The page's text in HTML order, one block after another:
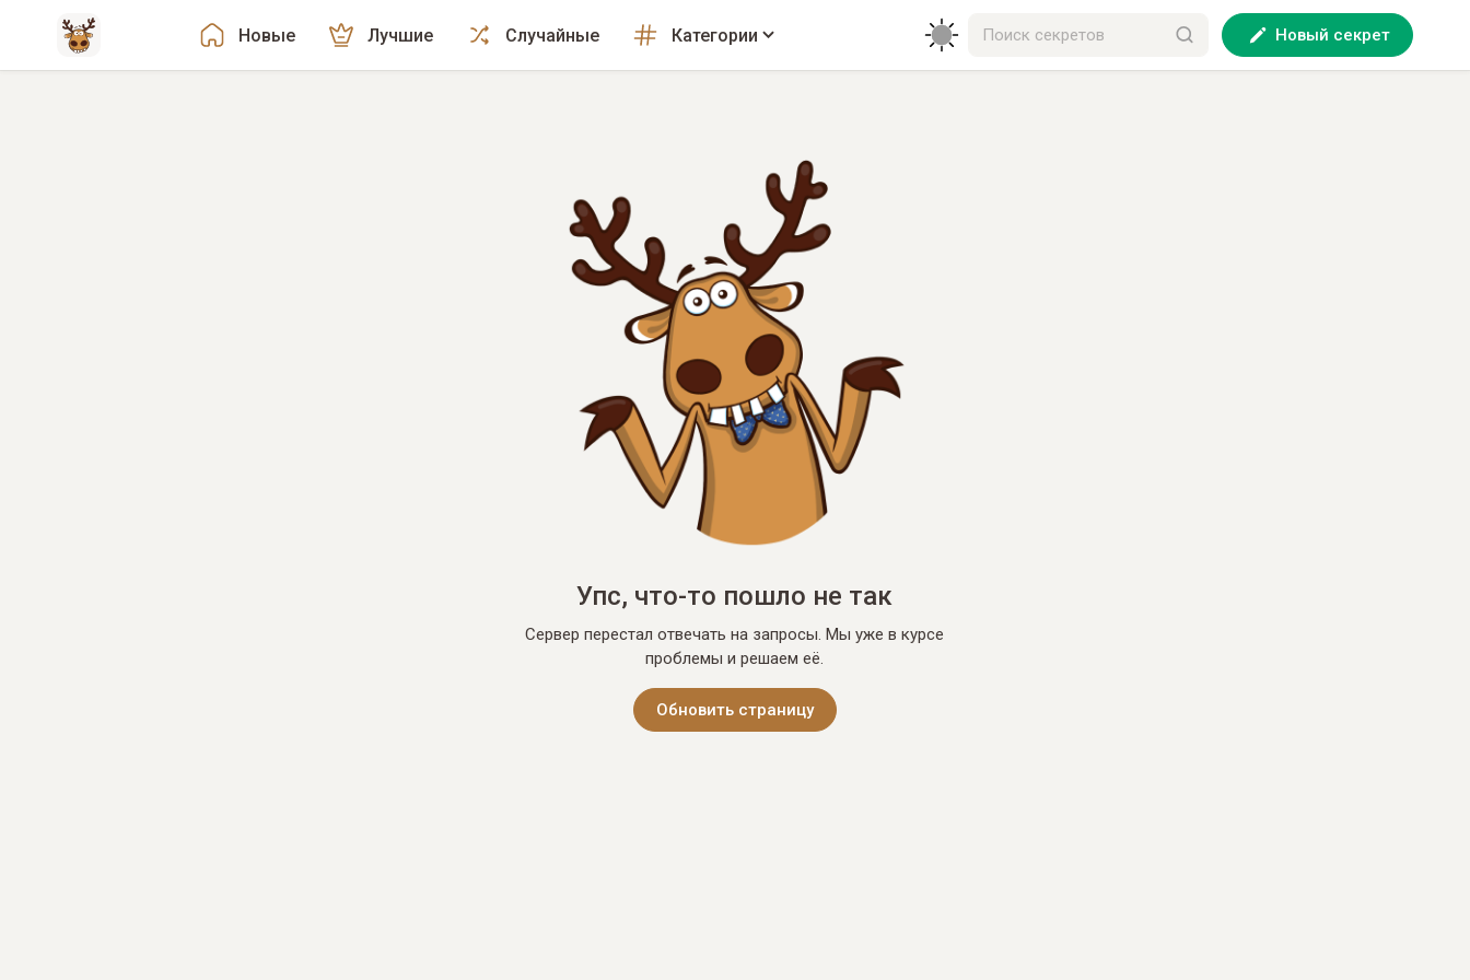
Новые Лучшие Случайные Категории Новый секрет
Упс, что-то пошло не так
Сервер перестал отвечать на запросы. Мы уже в курсе
проблемы и решаем её.
Обновить страницу